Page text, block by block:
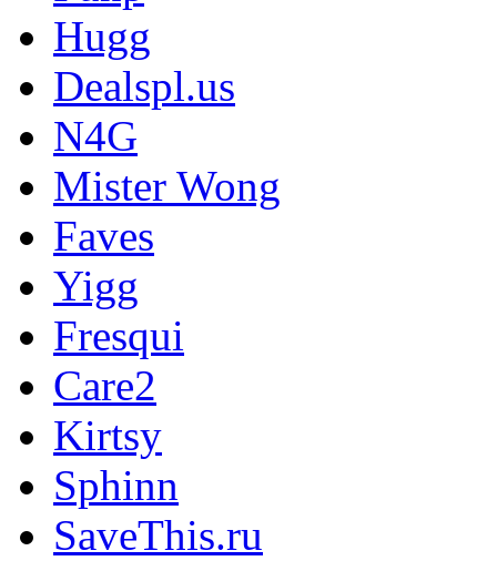
Hugg
Dealspl.us
N4G
Mister Wong
Faves
Yigg
Fresqui
Care2
Kirtsy
Sphinn
SaveThis.ru